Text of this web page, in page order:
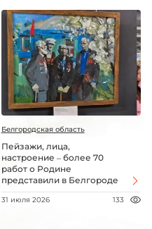
Белгородская область
Пейзажи, лица,
настроение – более 70
работ о Родине
представили в Белгороде
31 июля 2026 133